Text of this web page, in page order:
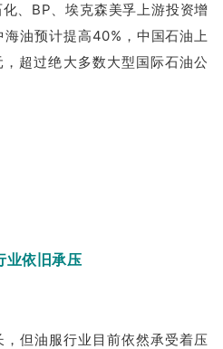
、BP、埃克森美孚上游投资增
油预计提高40%，中国石油上
超过绝大多数大型国际石油公
业依旧承压
但油服行业目前依然承受着压